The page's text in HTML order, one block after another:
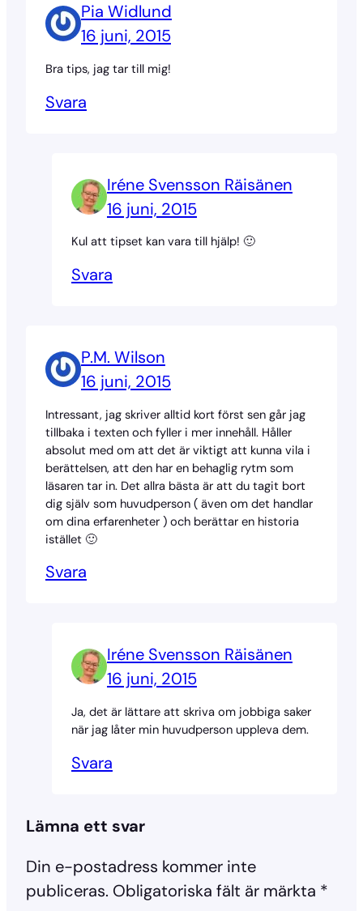
Pia Widlund
16 juni, 2015
Bra tips, jag tar till mig!
Svara
Iréne Svensson Räisänen
16 juni, 2015
Kul att tipset kan vara till hjälp! 🙂
Svara
P.M. Wilson
16 juni, 2015
Intressant, jag skriver alltid kort först sen går jag
tillbaka i texten och fyller i mer innehåll. Håller
absolut med om att det är viktigt att kunna vila i
berättelsen, att den har en behaglig rytm som
läsaren tar in. Det allra bästa är att du tagit bort
dig själv som huvudperson ( även om det handlar
om dina erfarenheter ) och berättar en historia
istället 🙂
Svara
Iréne Svensson Räisänen
16 juni, 2015
Ja, det är lättare att skriva om jobbiga saker
när jag låter min huvudperson uppleva dem.
Svara
Lämna ett svar
Din e-postadress kommer inte
publiceras. Obligatoriska fält är märkta *